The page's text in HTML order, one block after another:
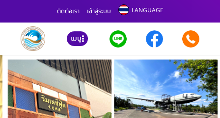
ติดต่อเรา เข้าสู่ระบบ LANGUAGE
เมนู